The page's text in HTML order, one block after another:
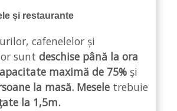
și restaurante
cafenelelor și
sunt deschise până la ora
maximă de 75% și
la masă. Mesele trebuie
la 1,5m.